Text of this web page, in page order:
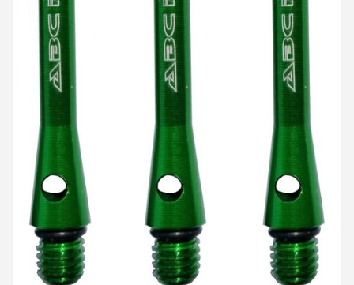
Dart
ABC Darts
Mission
Harrows
KOTO
Unicorn
Red Dragon